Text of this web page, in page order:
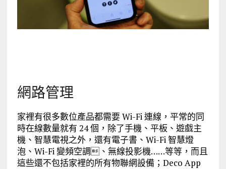
網路管理
家裡有很多數位產品都需要 Wi-Fi 連線，平常的同
時在線數量就有 24 個，除了手機、平板、遊戲主
機、智慧電視之外，還有電子書、Wi-Fi 智慧燈
泡、Wi-Fi 變頻空調、無線投影機……等等，而且
這些還不包括家裡的所有物聯網設備；Deco App